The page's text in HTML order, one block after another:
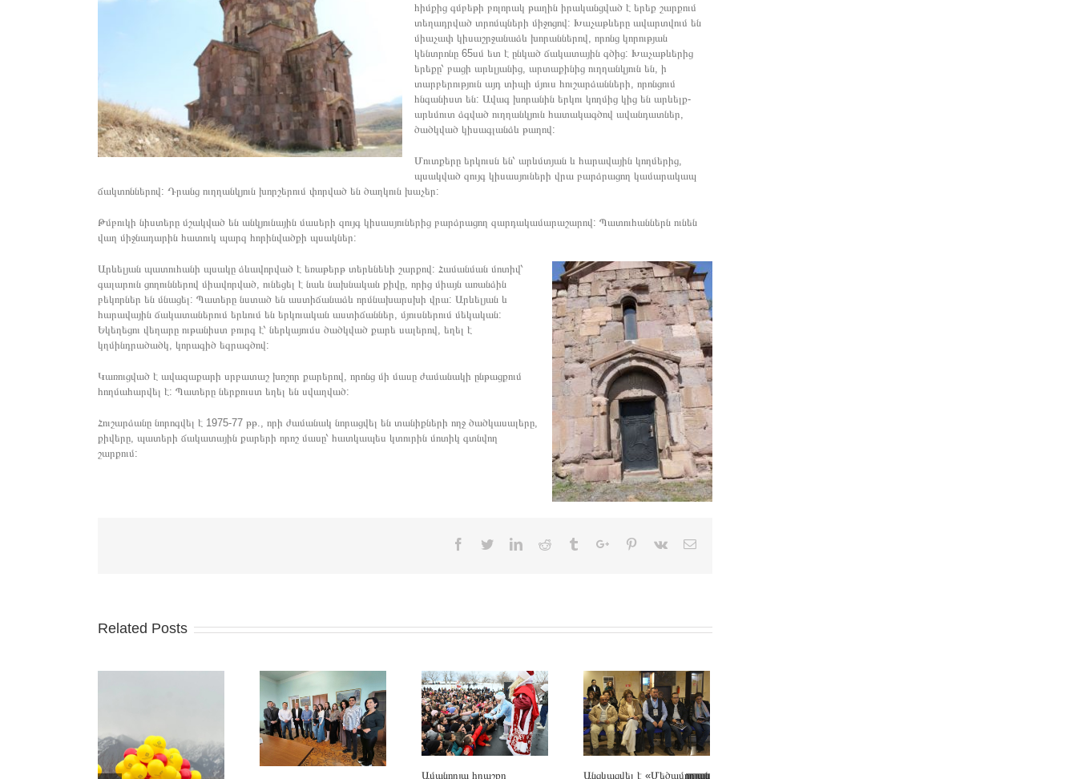
հիմքից գմբեթի բոլորակ թաղին իրականցված է երեք շարքում
տեղադրված տրոմպների միջոցով: Խաչաթևերը ավարտվում են
միաչափ կիսաշրջանաձև խորաններով, որոնց կորության
կենտրոնը 65սմ ետ է ընկած ճակատային գծից: Խաչաթևերից
երեքը՝ բացի արևլյանից, արտաքինից ուղղանկյուն են, ի
տարբերություն այդ տիպի մյուս հուշարձանների, որոնցում
հնգանիստ են: Ավագ խորանին երկու կողմից կից են արևելք-
արևմուտ ձգված ուղղանկյուն հատակագծով ավանդատներ,
ծածկված կիսագլանձև թաղով:
Մուտքերը երկուսն են՝ արևմտյան և հարավային կողմերից,
պսակված զույգ կիսասյուների վրա բարձրացող կամարակապ
ճակտոններով: Դրանց ուղղանկյուն խորշերում փորված են ծաղկուն խաչեր:
Թմբուկի նիստերը մշակված են անկյունային մասերի զույգ կիսասյուներից բարձրացող զարդակամարաշարով: Պատուհաններն ունեն
վաղ միջնադարին հատուկ պարզ հորինվածքի պսակներ:
Արևելյան պատուհանի պսակը ձևավորված է եռաթերթ տերևնեևի շարքով: Համանման մոտիվ՝
գալարուն ցողուններով միավորված, ունեցել է նաև նախնական քիվը, որից միայն առանձին
բեկորներ են մնացել: Պատերը նստած են աստիճանաձև որմնախարսխի վրա: Արևելյան և
հարավային ճակատաներում երևում են երկուական աստիճաններ, մյուսներում մեկական:
Եկեղեցու վեղարը ութանիստ բուրգ է՝ ներկայումս ծածկված քարե սալերով, եղել է
կղմինդրածածկ, կորագիծ եզրագծով:
Կառուցված է ավազաքարի սրբատաշ խոշոր քարերով, որոնց մի մասը ժամանակի ընթացքում
հողմահարվել է: Պատերը ներքուստ եղել են սվաղված:
Հուշարձանը նորոգվել է 1975-77 թթ., որի ժամանակ նորացվել են տանիքների ողջ ծածկասալերը,
քիվերը, պատերի ճակատային քարերի որոշ մասը՝ հատկապես կտուրին մոտիկ գտնվող
շարքում:
Facebook
TwitterLinkedinReddit TumblrGoogle+Pinterest
Vk Email
Related Posts
Ամանորյա հրաշքը Անցկացվել է «Մեծամորյան